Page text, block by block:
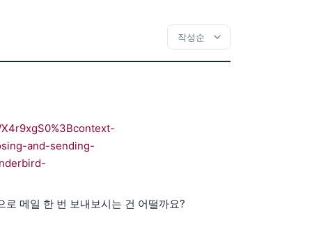
and-sending-
메일 한 번 보내보시는 건 어떨까요?